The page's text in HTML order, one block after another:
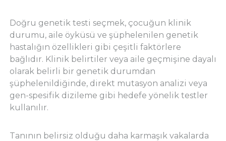
Doğru genetik testi seçmek, çocuğun klinik
durumu, aile öyküsü ve şüphelenilen genetik
hastalığın özellikleri gibi çeşitli faktörlere
bağlıdır. Klinik belirtiler veya aile geçmişine dayalı
olarak belirli bir genetik durumdan
şüphelenildiğinde, direkt mutasyon analizi veya
gen-spesifik dizileme gibi hedefe yönelik testler
kullanılır.
Tanının belirsiz olduğu daha karmaşık vakalarda